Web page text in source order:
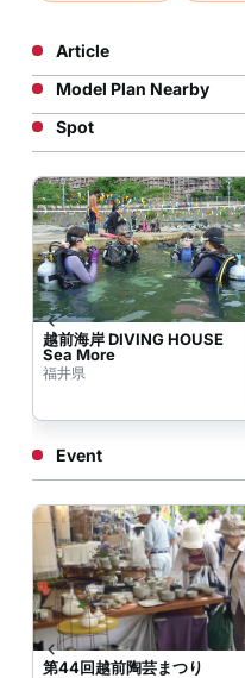
Article
Model Plan Nearby
Spot
越前海岸 DIVING HOUSE
Sea More
福井県
Event
第44回越前陶芸まつり